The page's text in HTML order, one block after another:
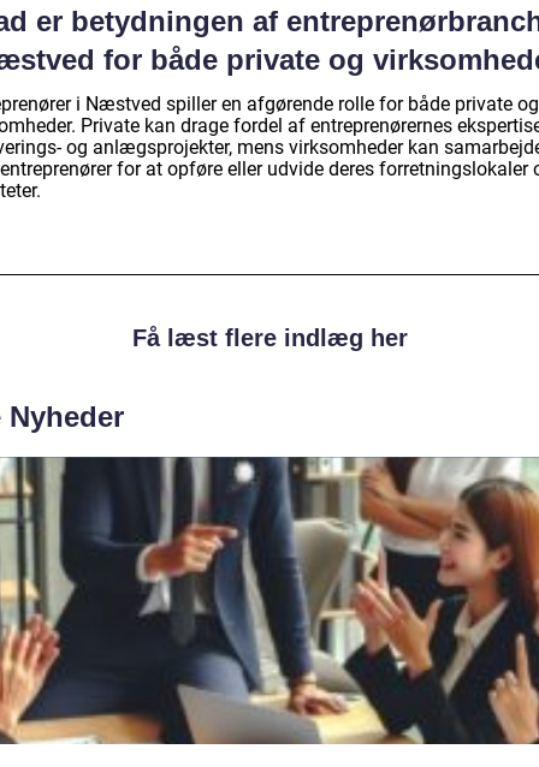
er betydningen af
for både private og
i Næstved spiller en afgørende rolle for både private og
Private kan drage fordel af entreprenørernes
og anlægsprojekter, mens virksomheder kan
for at opføre eller udvide deres forretningslokaler
Få læst flere indlæg her
Nyheder